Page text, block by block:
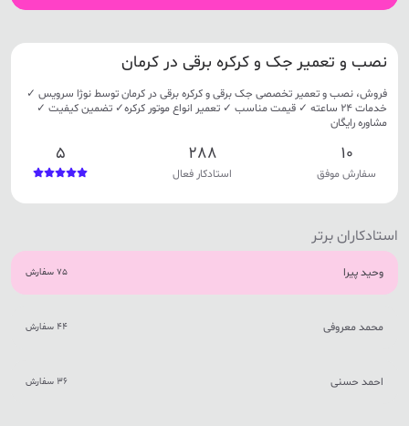
نصب و تعمیر جک و کرکره برقی در کرمان
فروش، نصب و تعمیر تخصصی جک برقی و کرکره برقی در کرمان توسط نوژا سرویس ✓
خدمات 24 ساعته ✓ قیمت مناسب ✓ تعمیر انواع موتور کرکره✓ تضمین کیفیت ✓
مشاوره رایگان
10
سفارش موفق
288
استادکار فعال
5
استادکاران برتر
وحید پیرا 75 سفارش
محمد معروفی 44 سفارش
احمد حسنی 36 سفارش